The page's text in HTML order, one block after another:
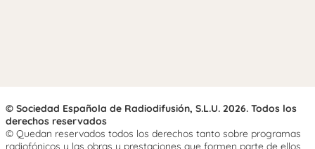
© Sociedad Española de Radiodifusión, S.L.U. 2026. Todos los
derechos reservados
© Quedan reservados todos los derechos tanto sobre programas
radiofónicos y las obras y prestaciones que formen parte de ellos,